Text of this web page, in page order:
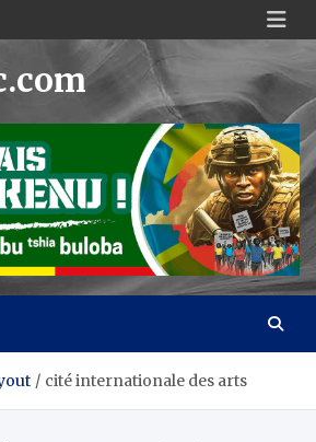
cité internationale des arts